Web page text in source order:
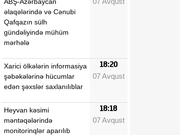
əlaqələrində və Cənubi
Qafqazın sülh
gündəliyində mühüm
mərhələ
Xarici ölkələrin informasiya
şəbəkələrinə hücumlar
edən şəxslər saxlanılıblar
18:20
07 Avqust
Heyvan kəsimi
məntəqələrində
monitorinqlər aparılıb
18:18
07 Avqust